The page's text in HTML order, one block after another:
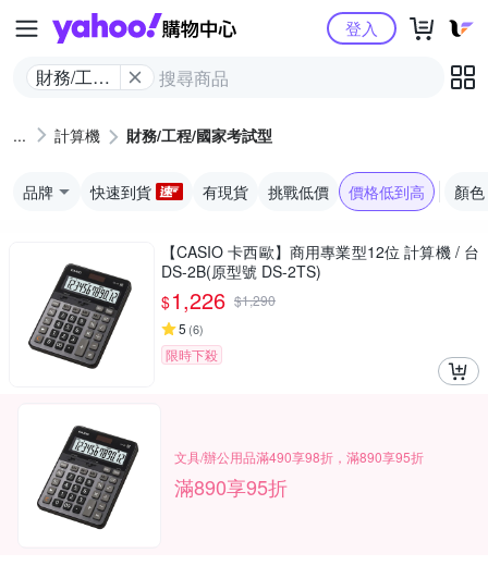
Yahoo購物中心
財務/工程/
型
登入
計算機 財務/工程/國家考試型
品牌 快速到貨 有現貨 挑戰低價 價格低到高 顏色
【CASIO 卡西歐】商用專業型12位 計算機 / 台
DS-2B(原型號 DS-2TS)
$1,226 $1,290
5 (6)
限時下殺
文具/辦公用品滿490享98折，滿890享95折
滿890享95折